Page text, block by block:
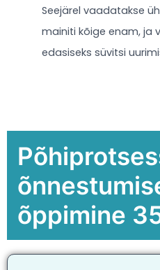
Seejärel vaadatakse
mainiti kõige enam, ja
edasiseks süvitsi
õppimine